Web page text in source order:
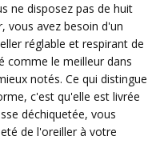
ne disposez pas de huit
vous avez besoin d'un
réglable et respirant de
comme le meilleur dans
notés. Ce qui distingue
c'est qu'elle est livrée
déchiquetée, vous
de l'oreiller à votre